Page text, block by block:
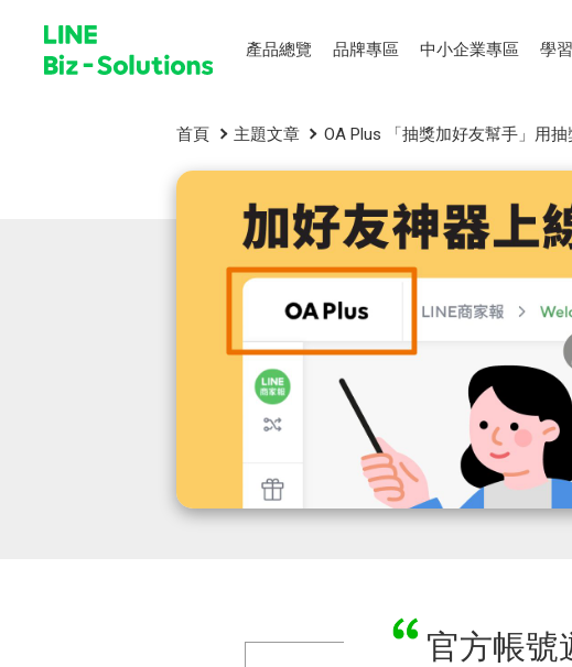
產品總覽 品牌專區 中小企業專區 學
首頁 主題文章 OA Plus 「抽獎加好友幫手」用
官方帳號